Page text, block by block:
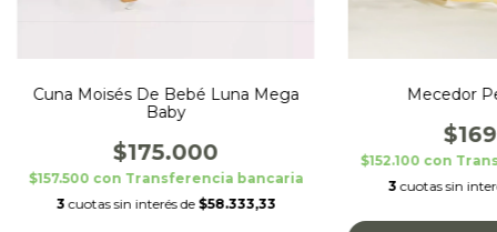
Cuna Moisés De Bebé Luna Mega
Baby
$175.000
$157.500 con Transferencia bancaria
3 cuotas sin interés de $58.333,33
Mecedor
$152.100 con
3 cuotas sin